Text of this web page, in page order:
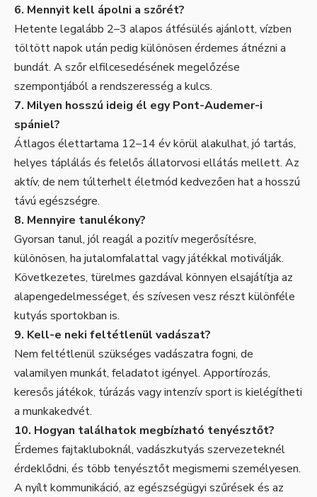
6. Mennyit kell ápolni a szőrét?
Hetente legalább 2–3 alapos átfésülés ajánlott, vízben
töltött napok után pedig különösen érdemes átnézni a
bundát. A szőr elfilcesedésének megelőzése
szempontjából a rendszeresség a kulcs.
7. Milyen hosszú ideig él egy Pont-Audemer-i
spániel?
Átlagos élettartama 12–14 év körül alakulhat, jó tartás,
helyes táplálás és felelős állatorvosi ellátás mellett. Az
aktív, de nem túlterhelt életmód kedvezően hat a hosszú
távú egészségre.
8. Mennyire tanulékony?
Gyorsan tanul, jól reagál a pozitív megerősítésre,
különösen, ha jutalomfalattal vagy játékkal motiválják.
Következetes, türelmes gazdával könnyen elsajátítja az
alapengedelmességet, és szívesen vesz részt különféle
kutyás sportokban is.
9. Kell-e neki feltétlenül vadászat?
Nem feltétlenül szükséges vadászatra fogni, de
valamilyen munkát, feladatot igényel. Apportírozás,
keresős játékok, túrázás vagy intenzív sport is kielégítheti
a munkakedvét.
10. Hogyan találhatok megbízható tenyésztőt?
Érdemes fajtakluboknál, vadászkutyás szervezeteknél
érdeklődni, és több tenyésztőt megismerni személyesen.
A nyílt kommunikáció, az egészségügyi szűrések és az